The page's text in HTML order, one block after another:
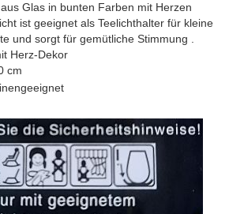
Glas in bunten Farben mit Herzen
ist geeignet als Teelichthalter für kleine
und sorgt für gemütliche Stimmung .
Herz-Dekor
cm